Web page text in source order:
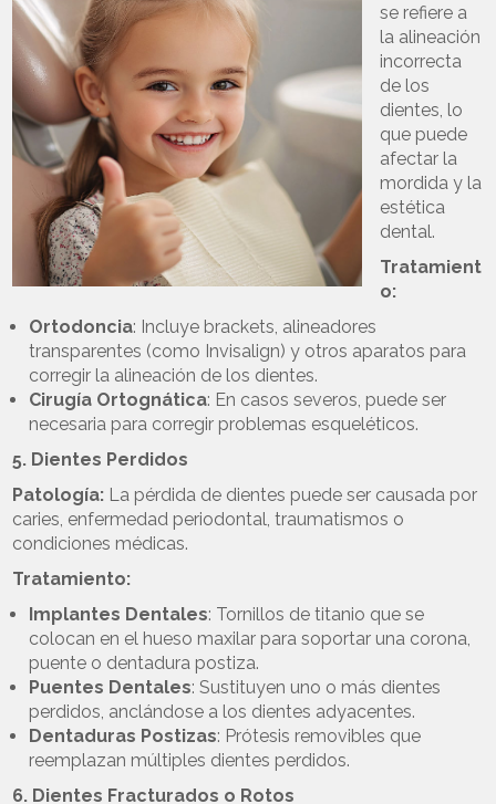
se refiere a
la alineación
incorrecta
de los
dientes, lo
que puede
afectar la
mordida y la
estética
dental.
Tratamient
o:
Ortodoncia: Incluye brackets, alineadores
transparentes (como Invisalign) y otros aparatos para
corregir la alineación de los dientes.
Cirugía Ortognática: En casos severos, puede ser
necesaria para corregir problemas esqueléticos.
5. Dientes Perdidos
Patología: La pérdida de dientes puede ser causada por
caries, enfermedad periodontal, traumatismos o
condiciones médicas.
Tratamiento:
Implantes Dentales: Tornillos de titanio que se
colocan en el hueso maxilar para soportar una corona,
puente o dentadura postiza.
Puentes Dentales: Sustituyen uno o más dientes
perdidos, anclándose a los dientes adyacentes.
Dentaduras Postizas: Prótesis removibles que
reemplazan múltiples dientes perdidos.
6. Dientes Fracturados o Rotos